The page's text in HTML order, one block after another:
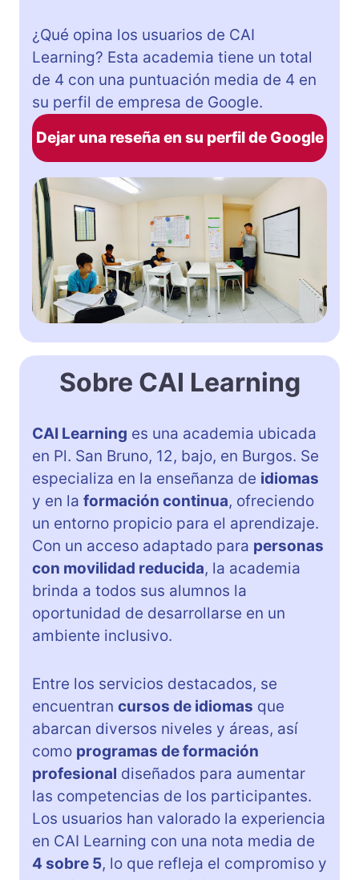
¿Qué opina los usuarios de CAI
Learning? Esta academia tiene un total
de 4 con una puntuación media de 4 en
su perfil de empresa de Google.
Dejar una reseña en su perfil de Google
Sobre CAI Learning
CAI Learning es una academia ubicada
en Pl. San Bruno, 12, bajo, en Burgos. Se
especializa en la enseñanza de idiomas
y en la formación continua, ofreciendo
un entorno propicio para el aprendizaje.
Con un acceso adaptado para personas
con movilidad reducida, la academia
brinda a todos sus alumnos la
oportunidad de desarrollarse en un
ambiente inclusivo.
Entre los servicios destacados, se
encuentran cursos de idiomas que
abarcan diversos niveles y áreas, así
como programas de formación
profesional diseñados para aumentar
las competencias de los participantes.
Los usuarios han valorado la experiencia
en CAI Learning con una nota media de
4 sobre 5, lo que refleja el compromiso y